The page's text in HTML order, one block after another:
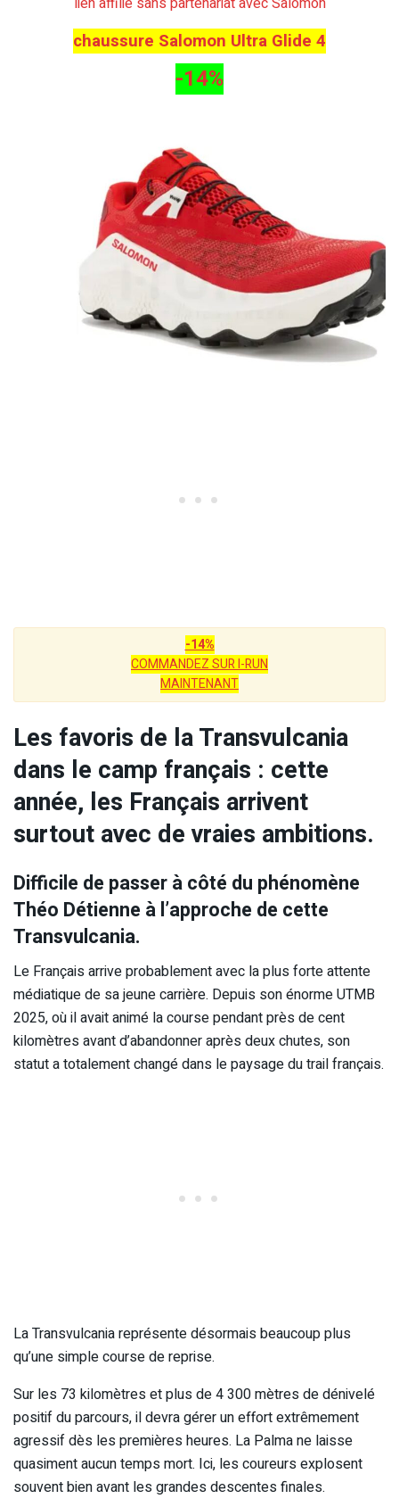
chaussure Salomon Ultra Glide 4
-14%
-14%
COMMANDEZ SUR I-RUN
MAINTENANT
Les favoris de la Transvulcania
dans le camp français : cette
année, les Français arrivent
surtout avec de vraies ambitions.
Difficile de passer à côté du phénomène
Théo Détienne à l’approche de cette
Transvulcania.
Le Français arrive probablement avec la plus forte attente
médiatique de sa jeune carrière. Depuis son énorme UTMB
2025, où il avait animé la course pendant près de cent
kilomètres avant d’abandonner après deux chutes, son
statut a totalement changé dans le paysage du trail français.
La Transvulcania représente désormais beaucoup plus
qu’une simple course de reprise.
Sur les 73 kilomètres et plus de 4 300 mètres de dénivelé
positif du parcours, il devra gérer un effort extrêmement
agressif dès les premières heures. La Palma ne laisse
quasiment aucun temps mort. Ici, les coureurs explosent
souvent bien avant les grandes descentes finales.